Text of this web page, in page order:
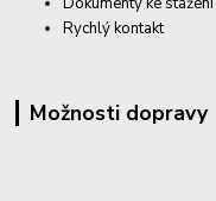
Rychlý kontakt
Možnosti dopravy